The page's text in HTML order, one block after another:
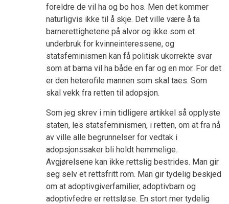
foreldre de vil ha og bo hos. Men det kommer
naturligvis ikke til å skje. Det ville være å ta
barnerettighetene på alvor og ikke som et
underbruk for kvinneinteressene, og
statsfeminismen kan få politisk ukorrekte svar
som at barna vil ha både en far og en mor. For det
er den heterofile mannen som skal taes. Som
skal vekk fra retten til adopsjon.
Som jeg skrev i min tidligere artikkel så opplyste
staten, les statsfeminismen, i retten, om at fra nå
av ville alle begrunnelser for vedtak i
adopsjonssaker bli holdt hemmelige.
Avgjørelsene kan ikke rettslig bestrides. Man gir
seg selv et rettsfritt rom. Man gir tydelig beskjed
om at adoptivgiverfamilier, adoptivbarn og
adoptivfedre er rettsløse. En stort mer tydelig